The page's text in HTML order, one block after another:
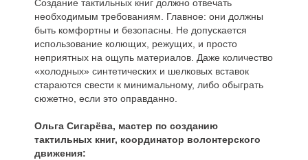
Создание тактильных книг должно отвечать
необходимым требованиям. Главное: они должны
быть комфортны и безопасны. Не допускается
использование колющих, режущих, и просто
неприятных на ощупь материалов. Даже количество
«холодных» синтетических и шелковых вставок
стараются свести к минимальному, либо обыграть
сюжетно, если это оправданно.
Ольга Сигарёва, мастер по созданию
тактильных книг, координатор волонтерского
движения: